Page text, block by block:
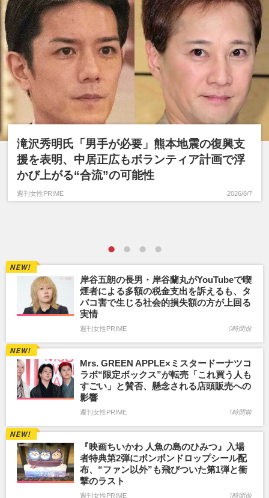
滝沢秀明氏「男手が必要」熊本地震の復興支
援を表明、中居正広もボランティア計画で浮
かび上がる“合流”の可能性
週刊女性PRIME 2026/8/7
岸谷五朗の長男・岸谷蘭丸がYouTubeで喫
煙者による多額の税金支出を訴えるも、タ
バコ害で生じる社会的損失額の方が上回る
実情
週刊女性PRIME 0時間前
Mrs. GREEN APPLE×ミスタードーナツコ
ラボ“限定ボックス”が転売「これ買う人も
すごい」と賛否、懸念される店頭販売への
影響
週刊女性PRIME 1時間前
『映画ちいかわ 人魚の島のひみつ』入場
者特典第2弾にボンボンドロップシール配
布、“ファン以外”も飛びついた第1弾と衝
撃のラスト
週刊女性PRIME 1時間前